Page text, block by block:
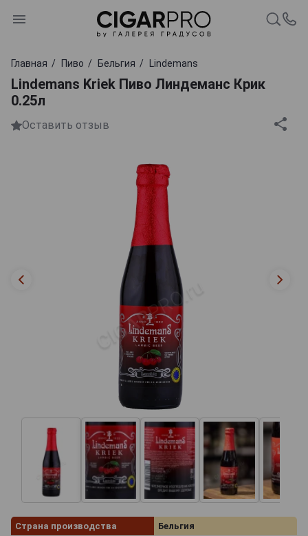
Главная Пиво Бельгия Lindemans
Lindemans Kriek Пиво Линдеманс Крик
0.25л
Оставить отзыв
Страна производства
Бельгия